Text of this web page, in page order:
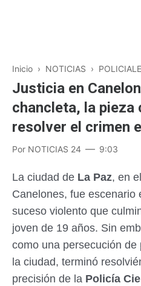
Inicio › NOTICIAS ›
Justicia en
chancleta, la pieza
resolver el crimen
Por NOTICIAS 24 9:03
La ciudad de La Paz, en
Canelones, fue escenario
suceso violento que
joven de 19 años. Sin
como una persecución
la ciudad, terminó
precisión de la Policía